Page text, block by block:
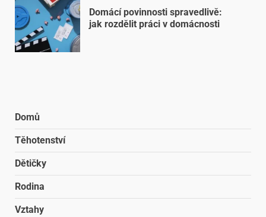
Domácí povinnosti spravedlivě:
jak rozdělit práci v domácnosti
Domů
Těhotenství
Dětičky
Rodina
Vztahy